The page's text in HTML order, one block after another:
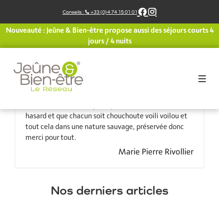
contenu
Conseils : +33 (0)4 74 15 01 01
Nouveauté : Jeûne & Bien-être propose aussi des séjours courts 4
jours / 4 nuits
J’attendais avec impatience et un peu d’appréhension
cette semaine mais quelle équipe de choc pour
m’aider à dépasser les petits désagréments tout en
les acceptant. Madeleine et le yoga son énergie
positive, son professionnalisme, son sourire, Yves et
ses randos si appropriées et enfin Laurence son
hasard et que chacun soit chouchoute voili voilou et
tout cela dans une nature sauvage, préservée donc
merci pour tout.
Marie Pierre Rivollier
Nos derniers articles